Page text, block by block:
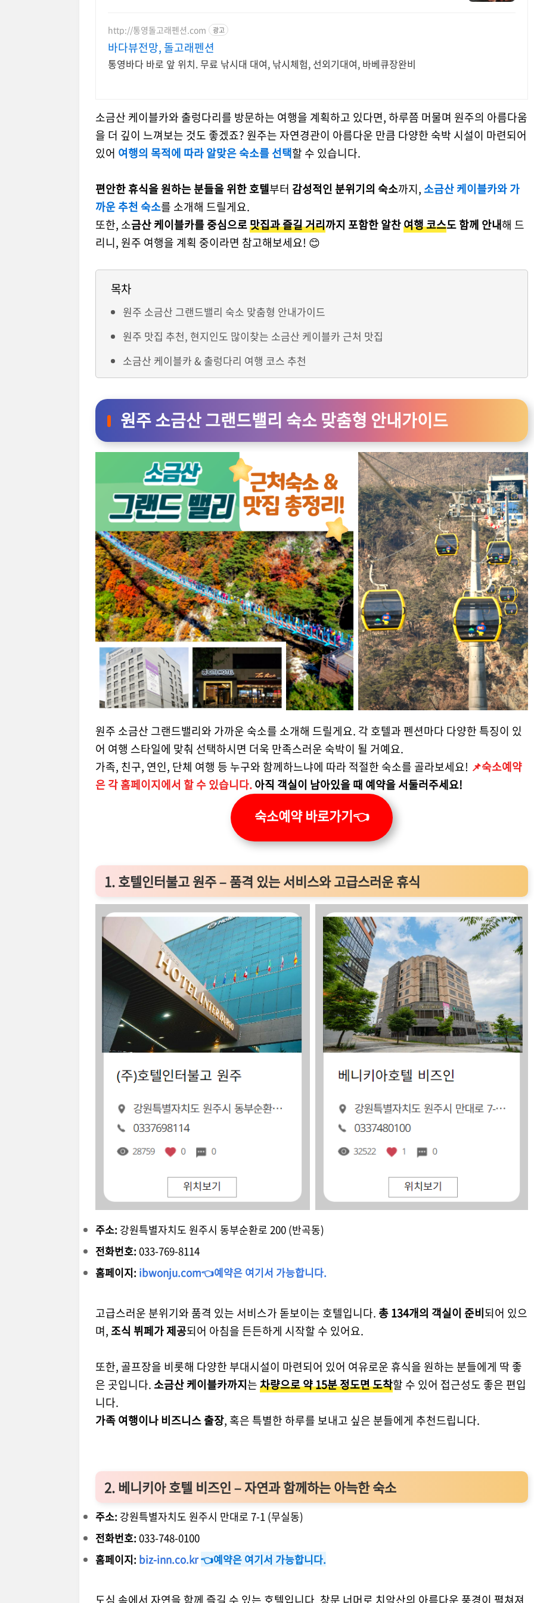
http://통영돌고래펜션.com 광고
바다뷰전망, 돌고래펜션
통영바다 바로 앞 위치. 무료 낚시대 대여, 낚시체험, 선외기대여, 바베큐장완비
소금산 케이블카와 출렁다리를 방문하는 여행을 계획하고 있다면, 하루쯤 머물며 원주의 아름다움
을 더 깊이 느껴보는 것도 좋겠죠? 원주는 자연경관이 아름다운 만큼 다양한 숙박 시설이 마련되어
있어 여행의 목적에 따라 알맞은 숙소를 선택할 수 있습니다.
편안한 휴식을 원하는 분들을 위한 호텔부터 감성적인 분위기의 숙소까지, 소금산 케이블카와 가
까운 추천 숙소를 소개해 드릴게요.
또한, 소금산 케이블카를 중심으로맛집과 즐길 거리까지 포함한 알찬여행 코스도 함께 안내해 드
리니, 원주 여행을 계획 중이라면 참고해보세요! 😊
목차
원주 소금산 그랜드밸리 숙소 맞춤형 안내가이드
원주 맛집 추천, 현지인도 많이찾는 소금산 케이블카 근처 맛집
소금산 케이블카 & 출렁다리 여행 코스 추천
원주 소금산 그랜드밸리 숙소 맞춤형 안내가이드
원주 소금산 그랜드밸리와 가까운 숙소를 소개해 드릴게요. 각 호텔과 펜션마다 다양한 특징이 있
어 여행 스타일에 맞춰 선택하시면 더욱 만족스러운 숙박이 될 거예요.
가족, 친구, 연인, 단체 여행 등 누구와 함께하느냐에 따라 적절한 숙소를 골라보세요! 📌숙소예약
은 각 홈페이지에서 할 수 있습니다.아직 객실이 남아있을 때 예약을 서둘러주세요!
숙소예약 바로가기👈
1. 호텔인터불고 원주 – 품격 있는 서비스와 고급스러운 휴식
주소: 강원특별자치도 원주시 동부순환로 200 (반곡동)
전화번호: 033-769-8114
홈페이지: ibwonju.com👈예약은 여기서 가능합니다.
고급스러운 분위기와 품격 있는 서비스가 돋보이는 호텔입니다. 총 134개의 객실이 준비되어 있으
며, 조식 뷔페가 제공되어 아침을 든든하게 시작할 수 있어요.
또한, 골프장을 비롯해 다양한 부대시설이 마련되어 있어 여유로운 휴식을 원하는 분들에게 딱 좋
은 곳입니다. 소금산 케이블카까지는차량으로 약 15분 정도면 도착할 수 있어 접근성도 좋은 편입
니다.
가족 여행이나 비즈니스 출장, 혹은 특별한 하루를 보내고 싶은 분들에게 추천드립니다.
2. 베니키아 호텔 비즈인 – 자연과 함께하는 아늑한 숙소
주소: 강원특별자치도 원주시 만대로 7-1 (무실동)
전화번호: 033-748-0100
홈페이지: biz-inn.co.kr👈예약은 여기서 가능합니다.